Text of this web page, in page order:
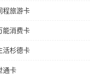
程旅游卡
能消费卡
活杉德卡
通卡